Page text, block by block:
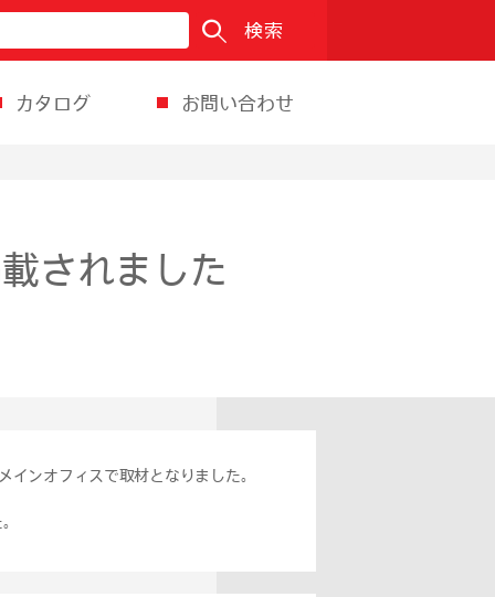
検索
カタログ お問い合わせ
されました
ンオフィスで取材となりました。